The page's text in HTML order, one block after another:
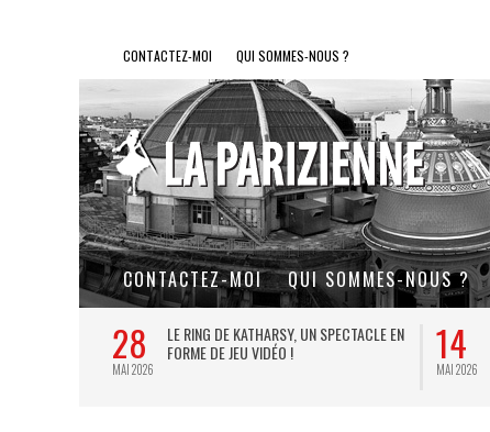
CONTACTEZ-MOI QUI SOMMES-NOUS ?
CONTACTEZ-MOI QUI SOMMES-NOUS ?
28
MAI 2026
LE RING DE KATHARSY, UN SPECTACLE EN
FORME DE JEU VIDÉO !
14
MAI 2026